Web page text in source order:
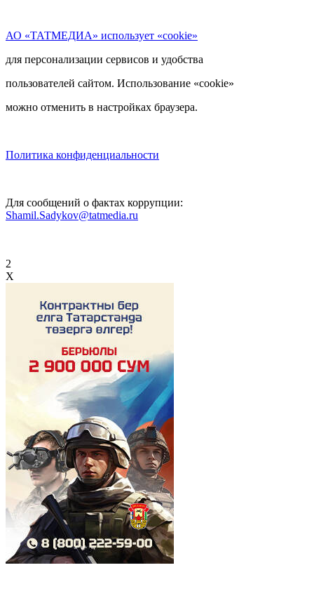
АО «ТАТМЕДИА» использует «cookie»
для персонализации сервисов и удобства
пользователей сайтом. Использование «cookie»
можно отменить в настройках браузера.
Политика конфиденциальности
Для сообщений о фактах коррупции:
Shamil.Sadykov@tatmedia.ru
2
X